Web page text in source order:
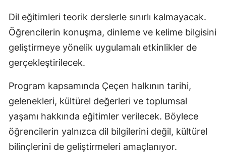
Dil eğitimleri teorik derslerle sınırlı kalmayacak.
Öğrencilerin konuşma, dinleme ve kelime bilgisini
geliştirmeye yönelik uygulamalı etkinlikler de
gerçekleştirilecek.
Program kapsamında Çeçen halkının tarihi,
gelenekleri, kültürel değerleri ve toplumsal
yaşamı hakkında eğitimler verilecek. Böylece
öğrencilerin yalnızca dil bilgilerini değil, kültürel
bilinçlerini de geliştirmeleri amaçlanıyor.